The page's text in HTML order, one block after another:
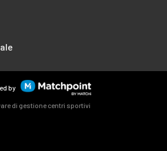
by
di gestione centri sportivi